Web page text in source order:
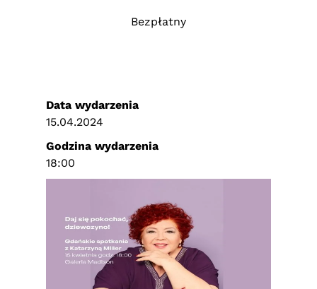
Bezpłatny
Data wydarzenia
15.04.2024
Godzina wydarzenia
18:00